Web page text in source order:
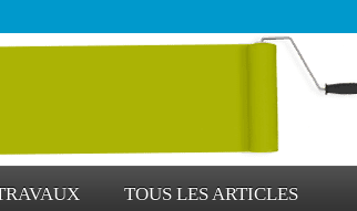
TOUS LES ARTICLES